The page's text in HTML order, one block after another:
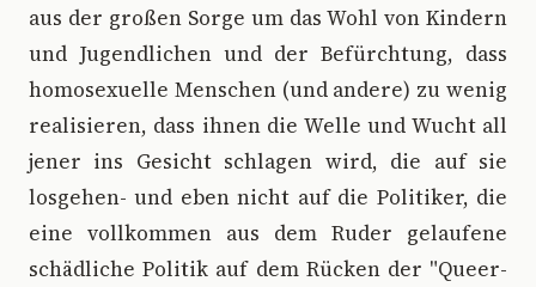
aus der großen Sorge um das Wohl von Kindern
und Jugendlichen und der Befürchtung, dass
homosexuelle Menschen (und andere) zu wenig
realisieren, dass ihnen die Welle und Wucht all
jener ins Gesicht schlagen wird, die auf sie
losgehen- und eben nicht auf die Politiker, die
eine vollkommen aus dem Ruder gelaufene
schädliche Politik auf dem Rücken der "Queer-